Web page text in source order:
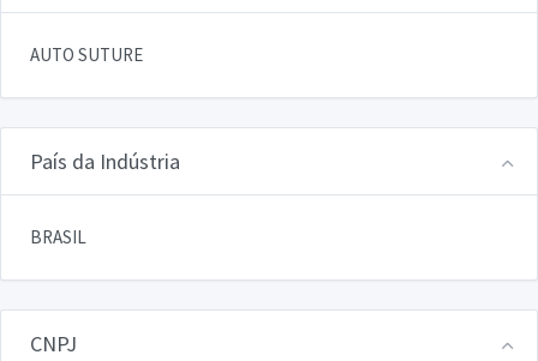
AUTO SUTURE
País da Indústria
BRASIL
CNPJ